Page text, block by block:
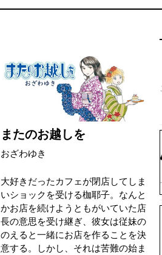
またのお越しを
おざわゆき
大好きだったカフェが閉店してしま
いショックを受ける枷耶子。なんと
かお店を続けようともがいていた店
長の意思を受け継ぎ、彼女は従妹の
のえると一緒にお店を作ることを決
意する。しかし、それは苦難の始ま